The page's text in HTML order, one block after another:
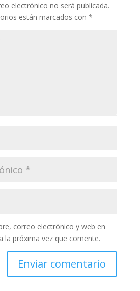
electrónico no será publicada.
están marcados con *
correo electrónico y web en
la próxima vez que comente.